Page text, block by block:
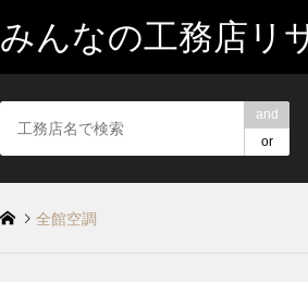
みんなの工務店リ
and
or
全館空調